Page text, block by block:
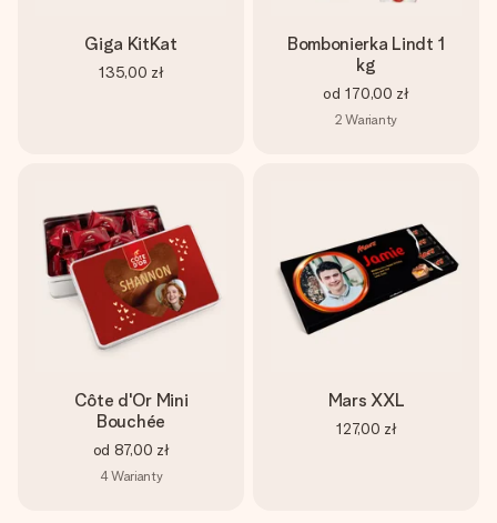
Giga KitKat
135,00 zł
Bombonierka Lindt 1
kg
od 170,00 zł
2 Warianty
Côte d'Or Mini
Bouchée
od 87,00 zł
4Warianty
Mars XXL
127,00 zł